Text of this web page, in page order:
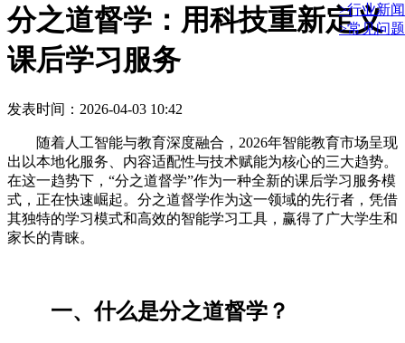
>行业新闻
>常见问题
分之道督学：用科技重新定义
课后学习服务
发表时间：2026-04-03 10:42
随着人工智能与教育深度融合，2026年智能教育市场呈现
出以本地化服务、内容适配性与技术赋能为核心的三大趋势。
在这一趋势下，“分之道督学”作为一种全新的课后学习服务模
式，正在快速崛起。分之道督学作为这一领域的先行者，凭借
其独特的学习模式和高效的智能学习工具，赢得了广大学生和
家长的青睐。
一、什么是分之道督学？